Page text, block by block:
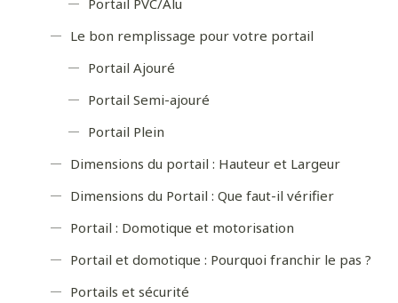
Le bon remplissage pour votre portail
Portail Ajouré
Portail Semi-ajouré
Portail Plein
Dimensions du portail : Hauteur et Largeur
Dimensions du Portail : Que faut-il vérifier
Portail : Domotique et motorisation
Portail et domotique : Pourquoi franchir le pas ?
Portails et sécurité